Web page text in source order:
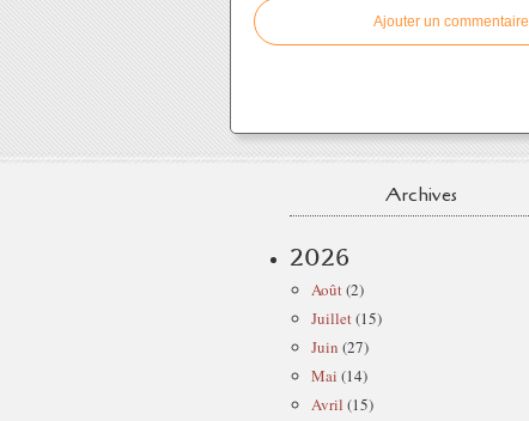
Ajouter un commentaire
Archives
2026
Août(2)
Juillet(15)
Juin (27)
Mai (14)
Avril (15)